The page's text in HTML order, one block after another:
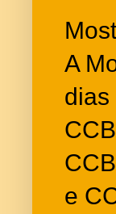
A
dias
e